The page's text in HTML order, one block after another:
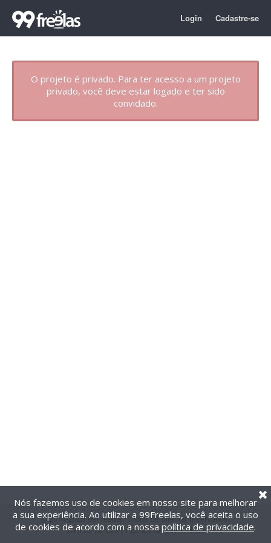
Login Cadastre-se
O projeto é privado. Para ter acesso a um projeto
privado, você deve estar logado e ter sido
convidado.
@2014-2026 99Freelas. Todos os direitos reservados.
Termos de uso| Política de privacidade
Nós fazemos uso de cookies em nosso site para melhorar
a sua experiência. Ao utilizar a 99Freelas, você aceita o uso
de cookies de acordo com a nossa política de privacidade.